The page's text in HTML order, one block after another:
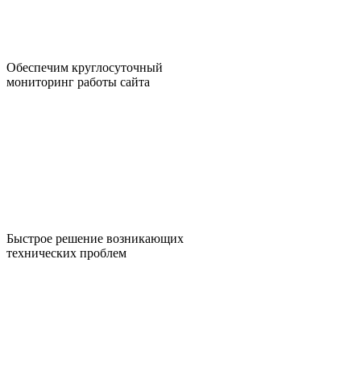
Обеспечим круглосуточный
мониторинг работы сайта
Быстрое решение возникающих
технических проблем